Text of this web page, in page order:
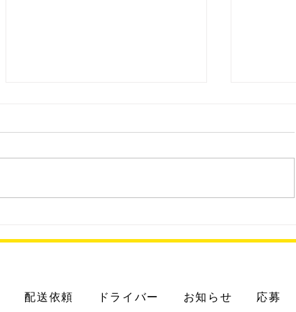
配送依頼 ドライバー お知らせ 応募